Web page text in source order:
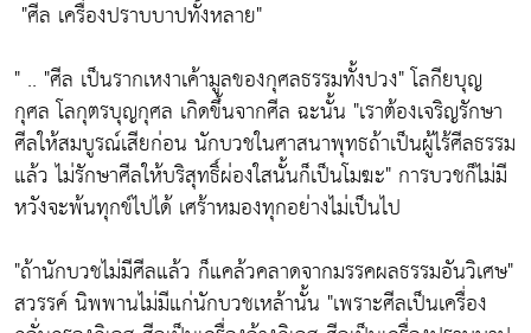
"ศีล เครื่องปราบบาปทั้งหลาย"
" .. "ศีล เป็นรากเหงาเค้ามูลของกุศลธรรมทั้งปวง"โลกียบุญ
กุศล โลกุตรบุญกุศล เกิดขึ้นจากศีล ฉะนั้น "เราต้องเจริญรักษา
ศีลให้สมบูรณ์เสียก่อน นักบวชในศาสนาพุทธถ้าเป็นผู้ไร้ศีลธรรม
แล้ว ไม่รักษาศีลให้บริสุทธิ์ผ่องใสนั้นก็เป็นโมฆะ" การบวชก็ไม่มี
หวังจะพ้นทุกข์ไปได้ เศร้าหมองทุกอย่างไม่เป็นไป
"ถ้านักบวชไม่มีศีลแล้ว ก็แคล้วคลาดจากมรรคผลธรรมอันวิเศษ"
สวรรค์ นิพพานไม่มีแก่นักบวชเหล้านั้น "เพราะศีลเป็นเครื่อง